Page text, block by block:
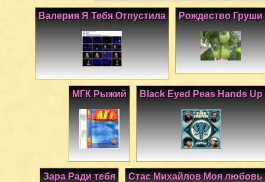
Рождество Груши
Валерия Я Тебя Отпустила
Black Eyed Peas Hands Up
МГК Рыжий
Стас Михайлов Моя любовь
Зара Ради тебя